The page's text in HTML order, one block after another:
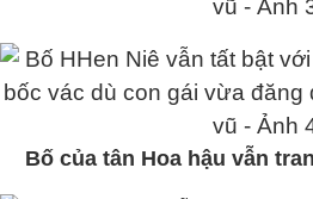
Bố của tân Hoa hậu vẫn